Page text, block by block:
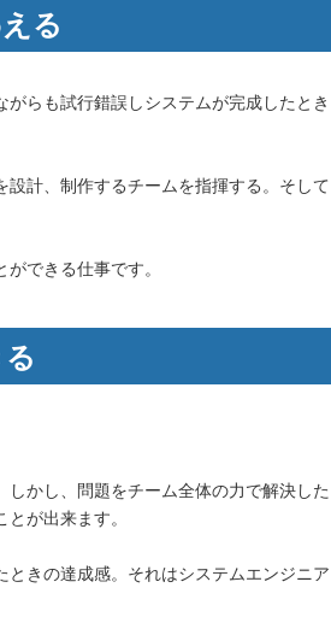
る
らも試行錯誤しシステムが完成したとき
計、制作するチームを指揮する。そして
できる仕事です。
かし、問題をチーム全体の力で解決した
が出来ます。
きの達成感。それはシステムエンジニア